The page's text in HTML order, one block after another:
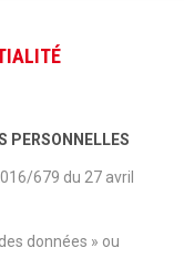
PERSONNELLES
679 du 27 avril
données » ou